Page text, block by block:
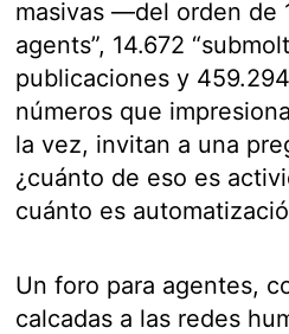
masivas —del orden de
agents”, 14.672
publicaciones y
números que
la vez, invitan a una
¿cuánto de eso es
cuánto es
Un foro para agentes,
calcadas a las redes